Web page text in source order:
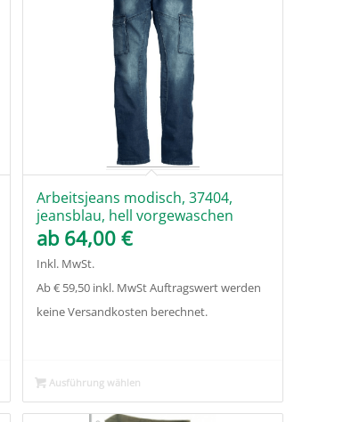
Arbeitsjeans modisch, 37404,
jeansblau, hell vorgewaschen
ab 64,00 €
Inkl. MwSt.
Ab € 59,50 inkl. MwSt Auftragswert werden
keine Versandkosten berechnet.
Ausführung wählen